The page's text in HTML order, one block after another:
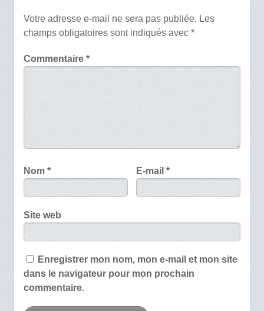
Votre adresse e-mail ne sera pas publiée. Les
champs obligatoires sont indiqués avec *
Commentaire *
Nom * E-mail*
Site web
Enregistrer mon nom, mon e-mail et mon site
dans le navigateur pour mon prochain
commentaire.